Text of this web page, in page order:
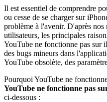
Il est essentiel de comprendre
ou cesse de se charger sur
problème à l'avenir. D'après nos
utilisateurs, les principales
YouTube ne fonctionne pas sur
des bugs mineurs dans
YouTube obsolète, des
Pourquoi YouTube ne
YouTube ne fonctionne pas
ci-dessous :